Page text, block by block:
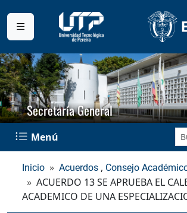
Secretaría General
Menú
Inicio Acuerdos , Consejo
ACUERDO 13 SE APRUEBA EL
ACADEMICO DE UNA